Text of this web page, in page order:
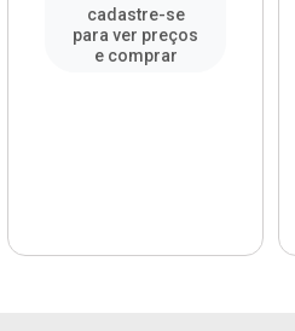
cadastre-se
para ver preços
e comprar